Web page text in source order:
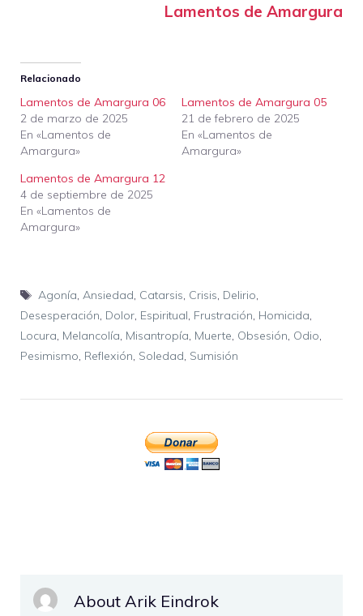
Lamentos de Amargura
Relacionado
Lamentos de Amargura 06
2 de marzo de 2025
En «Lamentos de
Amargura»
Lamentos de Amargura 05
21 de febrero de 2025
En «Lamentos de
Amargura»
Lamentos de Amargura 12
4 de septiembre de 2025
En «Lamentos de
Amargura»
Etiquetas
Agonía, Ansiedad, Catarsis, Crisis, Delirio,
Desesperación, Dolor, Espiritual, Frustración, Homicida,
Locura, Melancolía, Misantropía, Muerte, Obsesión, Odio,
Pesimismo, Reflexión, Soledad, Sumisión
About Arik Eindrok